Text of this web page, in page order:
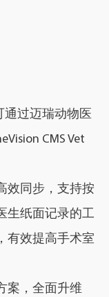
通过迈瑞动物医
CMS Vet
效同步，支持按
生纸面记录的工
有效提高手术室
案，全面升维